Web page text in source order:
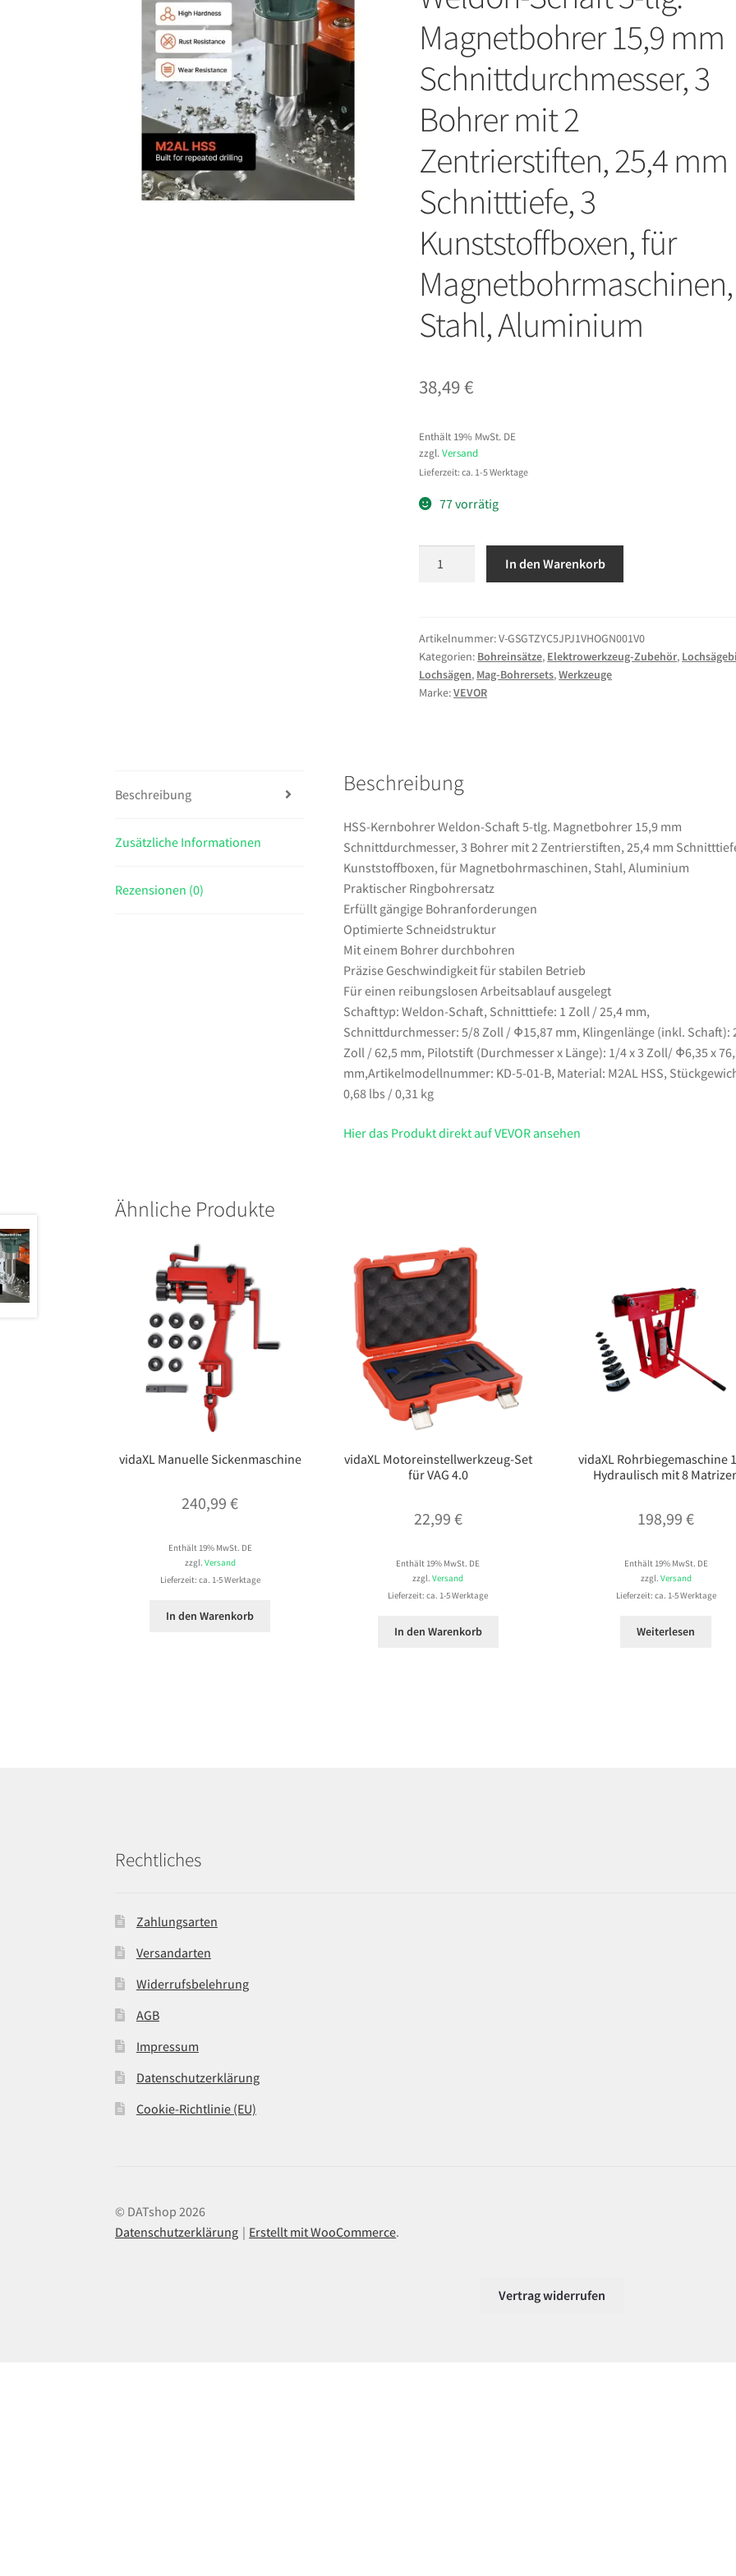
Magnetbohrer 15,9 mm
Schnittdurchmesser, 3
Bohrer mit 2
Zentrierstiften, 25,4 mm
Schnitttiefe, 3
Kunststoffboxen, für
Magnetbohrmaschinen,
Stahl, Aluminium
38,49€
Enthält 19% MwSt. DE
zzgl.Versand
Lieferzeit: ca. 1-5 Werktage
77 vorrätig
Schaft
5-
tlg.
Magnetbohrer
3
mit
2
Zentrierstiften,
25,4
mm
Schnitttiefe,
3
Kunststoffboxen,
für
Magnetbohrmaschinen,
Stahl,
Aluminium
Menge
In den Warenkorb
Artikelnummer:V-GSGTZYC5JPJ1VHOGN001V0
Kategorien: Bohreinsätze, Elektrowerkzeug-Zubehör,
Lochsägen, Mag-Bohrersets,Werkzeuge
Marke:VEVOR
Beschreibung
Zusätzliche Informationen
Rezensionen (0)
Beschreibung
HSS-Kernbohrer Weldon-Schaft 5-tlg. Magnetbohrer 15,9 mm
Schnittdurchmesser, 3 Bohrer mit 2 Zentrierstiften, 25,4 mm
Kunststoffboxen, für Magnetbohrmaschinen, Stahl, Aluminium
Praktischer Ringbohrersatz
Erfüllt gängige Bohranforderungen
Optimierte Schneidstruktur
Mit einem Bohrer durchbohren
Präzise Geschwindigkeit für stabilen Betrieb
Für einen reibungslosen Arbeitsablauf ausgelegt
Schafttyp: Weldon-Schaft, Schnitttiefe: 1 Zoll / 25,4 mm,
Schnittdurchmesser: 5/8 Zoll / Φ15,87 mm, Klingenlänge (inkl. Schaft):
Zoll / 62,5 mm, Pilotstift (Durchmesser x Länge): 1/4 x 3 Zoll/ Φ6,35 x
mm,Artikelmodellnummer: KD-5-01-B, Material: M2AL HSS,
0,68 lbs / 0,31 kg
Hier das Produkt direkt auf VEVOR ansehen
Ähnliche Produkte
vidaXL Manuelle Sickenmaschine
240,99€
Enthält 19% MwSt. DE
zzgl. Versand
Lieferzeit: ca. 1-5 Werktage
In den Warenkorb
vidaXL Motoreinstellwerkzeug-Set
für VAG 4.0
22,99 €
Enthält 19% MwSt. DE
zzgl.Versand
Lieferzeit: ca. 1-5 Werktage
In den Warenkorb
vidaXL Rohrbiegemaschine
Hydraulisch mit 8
198,99€
Enthält 19% MwSt. DE
zzgl. Versand
Lieferzeit: ca. 1-5 Werktage
Weiterlesen
Rechtliches
Zahlungsarten
Versandarten
Widerrufsbelehrung
AGB
Impressum
Datenschutzerklärung
Cookie-Richtlinie (EU)
© DATshop 2026
Datenschutzerklärung
Erstellt mit WooCommerce.
Vertrag widerrufen